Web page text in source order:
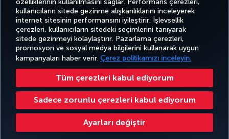
kullanıcıların sitede gezinme alışkanlıklarını inceleyerek
internet sitesinin performansını iyileştirir. İşlevsellik
çerezleri, kullanıcıların sitedeki seçimlerini tanıyarak
sitede gezinmeyi kolaylaştırır. Pazarlama çerezleri,
promosyon ve sosyal medya bilgilerini kullanarak uygun
kampanyaları haber verir. Çerez politikamızı inceleyin.
Tüm çerezleri kabul ediyorum
Sadece zorunlu çerezleri kabul ediyorum
Ayarları değiştir
TwitterFacebook
Instagram
YoutubeLinkedIn
TiktokBlogPinterest
BİLET
AL VE
YÖNET
DENEYİM
FIRSATLAR
VE UÇUŞ
NOKTALARI
YARDIM MILES&SMILES
Bilgi Toplumu Hizmetleri Erişilebilirlik Gizlilik ve Çerez Politikası Yasal Uyarı Yolcu Hakları
Çerez Ayarlarını Değiştir
Türk Hava Yolları A.O. Her hakkı saklıdır. © 1996 - 2026